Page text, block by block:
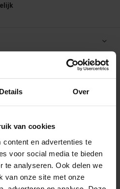
Details Over
van cookies
en advertenties te
voor social media te bieden
te analyseren. Ook delen we
van onze site met onze
9.1 op